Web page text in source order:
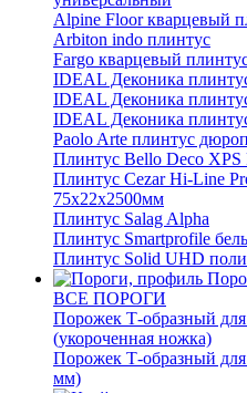
Alpine Floor кварцевый
Arbiton indo плинтус
Fargo кварцевый
IDEAL Деконика
IDEAL Деконика
IDEAL Деконика
Paolo Arte плинтус
Плинтус Bello Deco XPS
Плинтус Cezar Hi-Line
75х22х2500мм
Плинтус Salag Alpha
Плинтус Smartprofile
Плинтус Solid UHD
ВСЕ ПОРОГИ
Порожек Т-образный
(укороченная ножка)
Порожек Т-образный
мм)